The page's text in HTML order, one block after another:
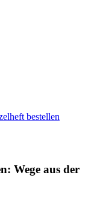
bestellen
Wege aus der